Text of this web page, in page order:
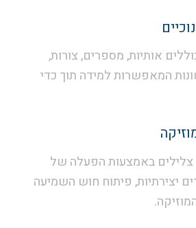
אותיות, מספרים, צורות,
המאפשרות למידה תוך כדי
באמצעות הפעלה של
יצירתיות, פיתוח חוש השמיעה